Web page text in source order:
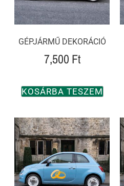
GÉPJÁRMŰ DEKORÁCIÓ
7,500 Ft
KOSÁRBA TESZEM